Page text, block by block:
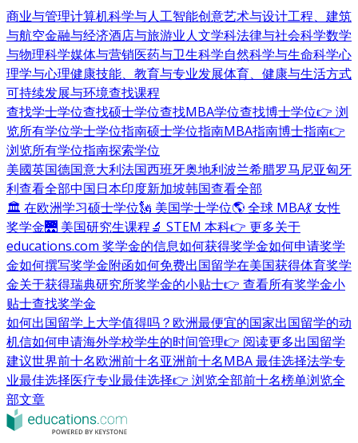
商业与管理计算机科学与人工智能创意艺术与设计工程、建筑
与航空金融与经济酒店与旅游业人文学科法律与社会科学数学
与物理科学媒体与营销医药与卫生科学自然科学与生命科学心
理学与心理健康技能、教育与专业发展体育、健康与生活方式
可持续发展与环境查找课程
查找学士学位查找硕士学位查找MBA学位查找博士学位👉 浏
览所有学位学士学位指南硕士学位指南MBA指南博士指南👉
浏览所有学位指南探索学位
美國英国德国意大利法国西班牙奥地利波兰希腊罗马尼亚匈牙
利查看全部中国日本印度新加坡韩国查看全部
🏛 在欧洲学习硕士学位🗽 美国学士学位🌎 全球 MBA💃 女性
奖学金🌉 美国研究生课程🔬 STEM 本科👉 更多关于
educations.com 奖学金的信息如何获得奖学金如何申请奖学
金如何撰写奖学金附函如何免费出国留学在美国获得体育奖学
金关于获得瑞典研究所奖学金的小贴士👉 查看所有奖学金小
贴士查找奖学金
如何出国留学上大学值得吗？ 欧洲最便宜的国家出国留学的动
机信如何申请海外学校学生的时间管理👉 阅读更多出国留学
建议世界前十名欧洲前十名亚洲前十名MBA 最佳选择法学专
业最佳选择医疗专业最佳选择👉 浏览全部前十名榜单浏览全
部文章